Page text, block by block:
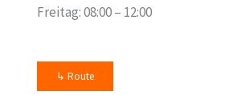
Freitag: 08:00 – 12:00
↳ Route